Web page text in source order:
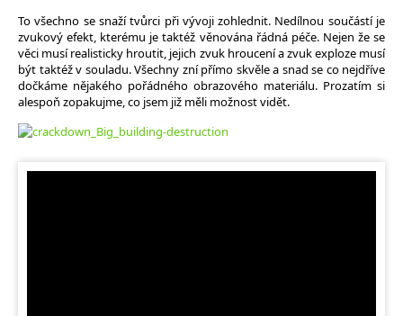
To všechno se snaží tvůrci při vývoji zohlednit. Nedílnou součástí je
zvukový efekt, kterému je taktéž věnována řádná péče. Nejen že se
věci musí realisticky hroutit, jejich zvuk hroucení a zvuk exploze musí
být taktéž v souladu. Všechny zní přímo skvěle a snad se co nejdříve
dočkáme nějakého pořádného obrazového materiálu. Prozatím si
alespoň zopakujme, co jsem již měli možnost vidět.